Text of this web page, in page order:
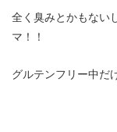
全く臭みとかもない
マ！！
グルテンフリー中だ